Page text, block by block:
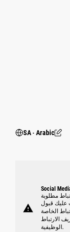
SA ‧ Arabic
warning
Social
مطلوبة
عليك قبول
الخاصة
الارتباط
الوظيفية.